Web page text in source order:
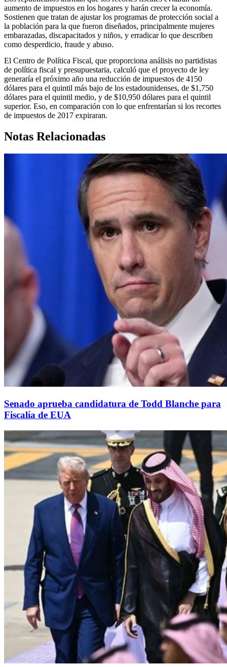
aumento de impuestos en los hogares y harán crecer la economía.
Sostienen que tratan de ajustar los programas de protección social a
la población para la que fueron diseñados, principalmente mujeres
embarazadas, discapacitados y niños, y erradicar lo que describen
como desperdicio, fraude y abuso.
El Centro de Política Fiscal, que proporciona análisis no partidistas
de política fiscal y presupuestaria, calculó que el proyecto de ley
generaría el próximo año una reducción de impuestos de 4150
dólares para el quintil más bajo de los estadounidenses, de $1,750
dólares para el quintil medio, y de $10,950 dólares para el quintil
superior. Eso, en comparación con lo que enfrentarían si los recortes
de impuestos de 2017 expiraran.
Notas Relacionadas
Senado aprueba candidatura de Todd Blanche para
Fiscalía de EUA